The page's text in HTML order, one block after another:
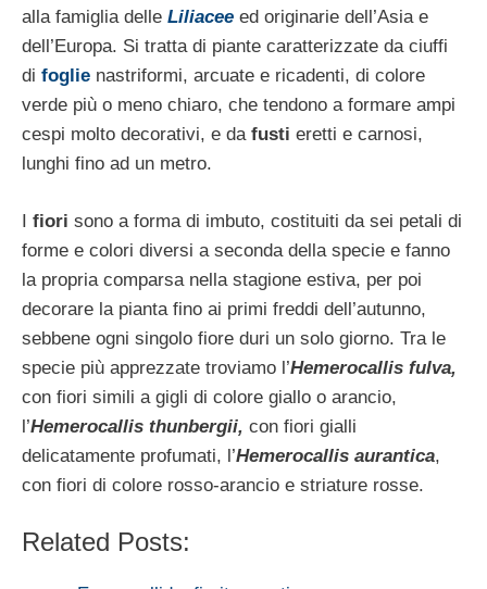
alla famiglia delle Liliacee ed originarie dell’Asia e
dell’Europa. Si tratta di piante caratterizzate da ciuffi
di foglie nastriformi, arcuate e ricadenti, di colore
verde più o meno chiaro, che tendono a formare ampi
cespi molto decorativi, e da fusti eretti e carnosi,
lunghi fino ad un metro.
I fiori sono a forma di imbuto, costituiti da sei petali di
forme e colori diversi a seconda della specie e fanno
la propria comparsa nella stagione estiva, per poi
decorare la pianta fino ai primi freddi dell’autunno,
sebbene ogni singolo fiore duri un solo giorno. Tra le
specie più apprezzate troviamo l’Hemerocallis fulva,
con fiori simili a gigli di colore giallo o arancio,
l’Hemerocallis thunbergii, con fiori gialli
delicatamente profumati, l’Hemerocallis aurantica,
con fiori di colore rosso-arancio e striature rosse.
Related Posts: